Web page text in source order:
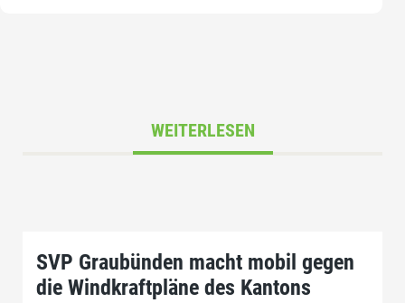
WEITERLESEN
SVP Graubünden macht mobil gegen
die Windkraftpläne des Kantons